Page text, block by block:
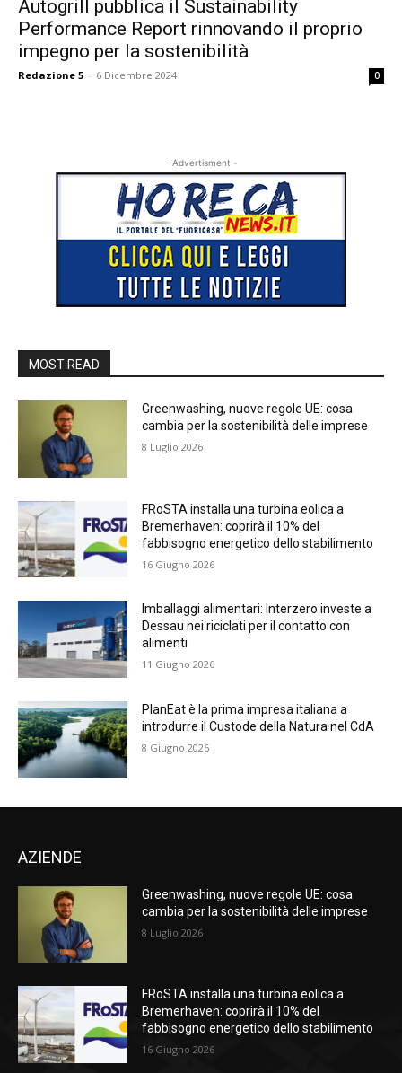
Autogrill pubblica il Sustainability
Performance Report rinnovando il proprio
impegno per la sostenibilità
Redazione 5 - 6 Dicembre 2024 0
- Advertisment -
MOST READ
Greenwashing, nuove regole UE: cosa
cambia per la sostenibilità delle imprese
8 Luglio 2026
FRoSTA installa una turbina eolica a
Bremerhaven: coprirà il 10% del
fabbisogno energetico dello stabilimento
16 Giugno 2026
Imballaggi alimentari: Interzero investe a
Dessau nei riciclati per il contatto con
alimenti
11 Giugno 2026
PlanEat è la prima impresa italiana a
introdurre il Custode della Natura nel CdA
8 Giugno 2026
AZIENDE
Greenwashing, nuove regole UE: cosa
cambia per la sostenibilità delle imprese
8 Luglio 2026
FRoSTA installa una turbina eolica a
Bremerhaven: coprirà il 10% del
fabbisogno energetico dello stabilimento
16 Giugno 2026